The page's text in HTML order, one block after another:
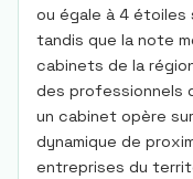
ou égale à 4 étoiles
tandis que la note
cabinets de la
des professionnels
un cabinet opère
dynamique de
entreprises du